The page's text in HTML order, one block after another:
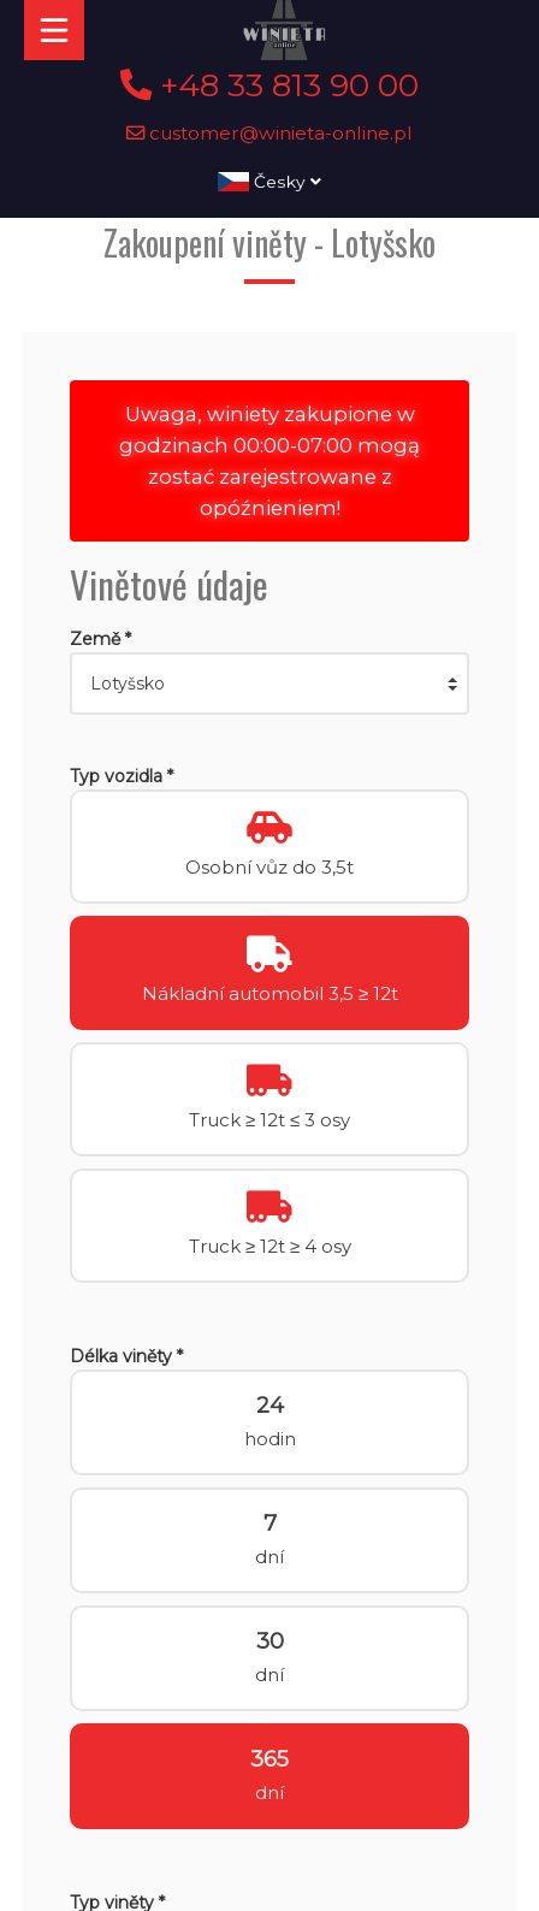
+48 33 813 90 00
customer@winieta-online.pl
Česky
Zakoupení viněty - Lotyšsko
Uwaga, winiety zakupione w
godzinach 00:00-07:00 mogą
zostać zarejestrowane z
opóźnieniem!
Vinětové údaje
Země *
Typ vozidla *
Osobní vůz do 3,5t
Nákladní automobil 3,5 ≥ 12t
Truck ≥ 12t ≤ 3 osy
Truck ≥ 12t ≥ 4 osy
Délka viněty *
24
hodin
7
dní
30
dní
365
dní
Typ viněty *